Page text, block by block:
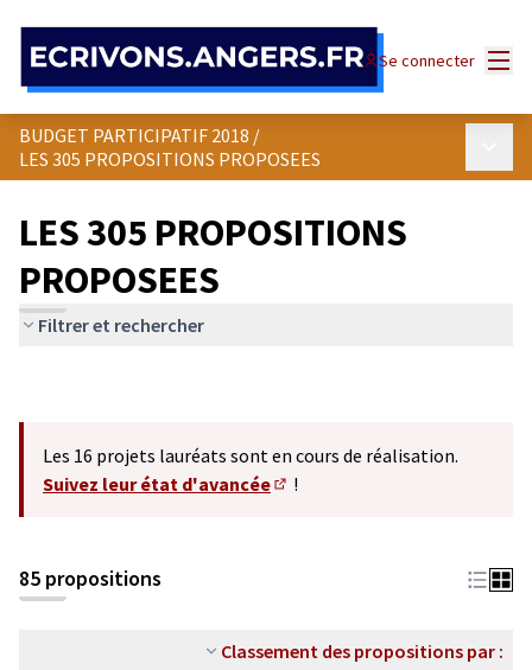
Se connecter
BUDGET PARTICIPATIF 2018 /
LES 305 PROPOSITIONS PROPOSEES
LES 305 PROPOSITIONS
PROPOSEES
Filtrer et rechercher
Les 16 projets lauréats sont en cours de réalisation.
Suivez leur état d'avancée
!
85 propositions
Classement des propositions par :